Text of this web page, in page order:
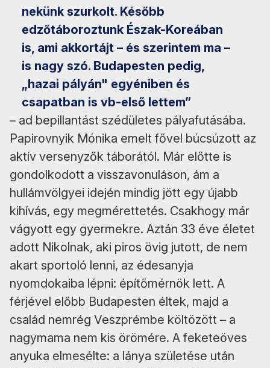
nekünk szurkolt. Később
edzőtáboroztunk Észak-Koreában
is, ami akkortájt – és szerintem ma –
is nagy szó. Budapesten pedig,
„hazai pályán" egyéniben és
csapatban is vb-első lettem”
– ad bepillantást szédületes pályafutásába.
Papirovnyik Mónika emelt fővel búcsúzott az
aktív versenyzők táborától. Már előtte is
gondolkodott a visszavonuláson, ám a
hullámvölgyei idején mindig jött egy újabb
kihívás, egy megmérettetés. Csakhogy már
vágyott egy gyermekre. Aztán 33 éve életet
adott Nikolnak, aki piros övig jutott, de nem
akart sportoló lenni, az édesanyja
nyomdokaiba lépni: építőmérnök lett. A
férjével előbb Budapesten éltek, majd a
család nemrég Veszprémbe költözött – a
nagymama nem kis örömére. A feketeöves
anyuka elmesélte: a lánya születése után